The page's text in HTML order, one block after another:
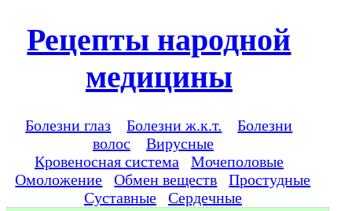
Рецепты народной
медицины
Болезни глаз Болезни ж.к.т.
Болезни
волос
Вирусные
Кровеносная система
Мочеполовые
Омоложение
Обмен веществ
Простудные
Суставные
Сердечные